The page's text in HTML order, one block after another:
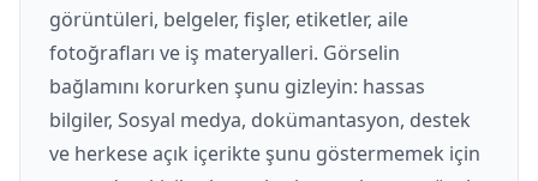
görüntüleri, belgeler, fişler, etiketler, aile
fotoğrafları ve iş materyalleri. Görselin
bağlamını korurken şunu gizleyin: hassas
bilgiler, Sosyal medya, dokümantasyon, destek
ve herkese açık içerikte şunu göstermemek için